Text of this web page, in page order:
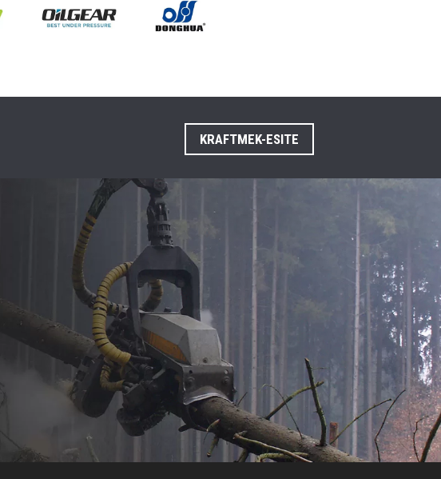
KRAFTMEK-ESITE